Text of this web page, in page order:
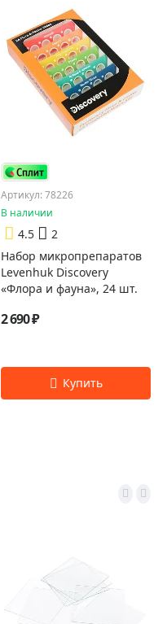
Артикул: 78226
В наличии
4.5
2
Набор микропрепаратов
Levenhuk Discovery
«Флора и фауна», 24 шт.
2 690 ₽